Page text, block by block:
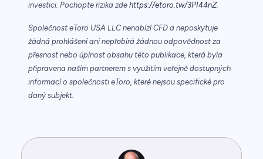
investici. Pochopte rizika zde https://etoro.tw/3PI44nZ.
Společnost eToro USA LLC nenabízí CFD a neposkytuje
žádná prohlášení ani nepřebírá žádnou odpovědnost za
přesnost nebo úplnost obsahu této publikace, která byla
připravena naším partnerem s využitím veřejně dostupných
informací o společnosti eToro, které nejsou specifické pro
daný subjekt.